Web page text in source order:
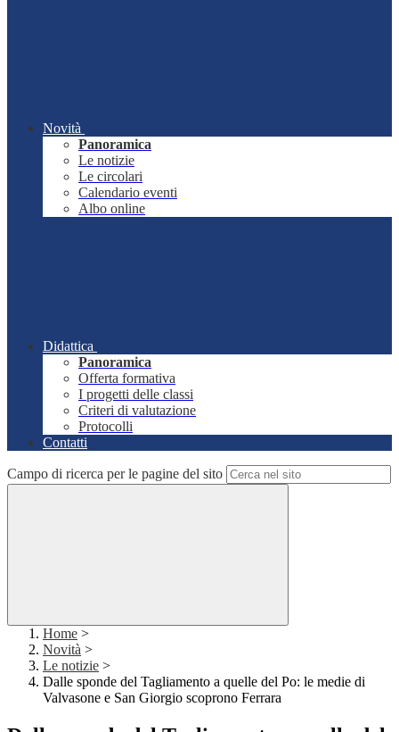
Novità
Panoramica
Le notizie
Le circolari
Calendario eventi
Albo online
Didattica
Panoramica
Offerta formativa
I progetti delle classi
Criteri di valutazione
Protocolli
Contatti
Campo di ricerca per le pagine del sito
Home >
Novità >
Le notizie >
Dalle sponde del Tagliamento a quelle del Po: le medie di
Valvasone e San Giorgio scoprono Ferrara